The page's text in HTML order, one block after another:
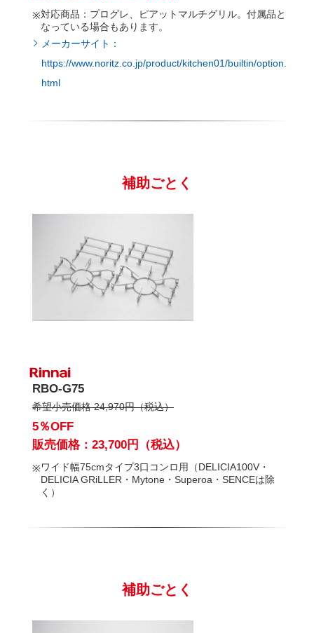
対応商品：プログレ、ピアットマルチグリル。付属品と
なっている場合もあります。
メーカーサイト：
https://www.noritz.co.jp/product/kitchen01/builtin/option.
html
補助ごとく
RBO-G75
希望小売価格 24,970円（税込）
5％OFF
販売価格：23,700円（税込）
ワイド幅75cmタイプ3口コンロ用（DELICIA100V・
DELICIA GRiLLER・Mytone・Superoa・SENCEは除
く）
補助ごとく